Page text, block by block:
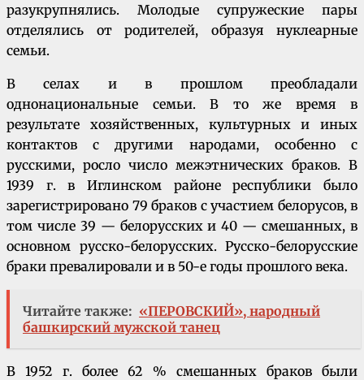
разукрупнялись. Молодые супружеские пары
отделялись от родителей, образуя нуклеарные
семьи.
В селах и в прошлом преобладали
однонациональные семьи. В то же время в
результате хозяйственных, культурных и иных
контактов с другими народами, особенно с
русскими, росло число межэтнических браков. В
1939 г. в Иглин­ском районе республики было
зарегистрировано 79 браков с участием белорусов, в
том числе 39 — белорусских и 40 — смешанных, в
основном русско-белорусских. Русско-белорусские
браки превалировали и в 50-е годы прошлого века.
Читайте также: «ПЕРОВСКИЙ», народный
башкирский мужской танец
В 1952 г. более 62 % смешанных браков были